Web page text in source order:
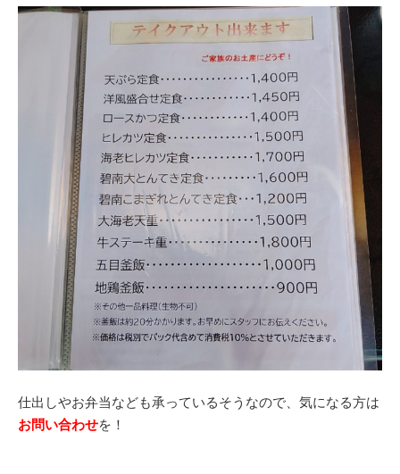
仕出しやお弁当なども承っているそうなので、気になる方は
お問い合わせを！